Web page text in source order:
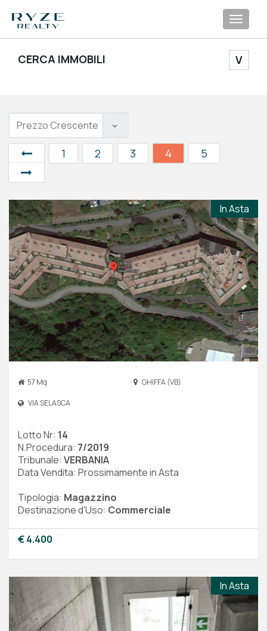
CERCA IMMOBILI V
1 2 3 4 5
In Asta
57 Mq GHIFFA (VB)
VIA SELASCA
Lotto Nr: 14
N.Procedura: 7/2019
Tribunale: VERBANIA
Data Vendita: Prossimamente in Asta
Tipologia: Magazzino
Destinazione d'Uso: Commerciale
€ 4.400
In Asta